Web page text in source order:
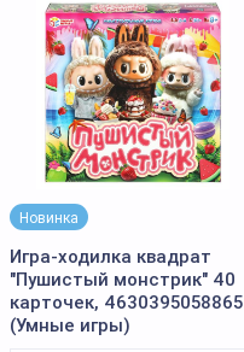
Новинка
Игра-ходилка квадрат
"Пушистый монстрик" 40
карточек, 4630395058865
(Умные игры)